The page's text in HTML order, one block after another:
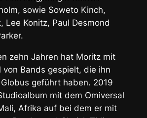
sowie Soweto Kinch,
Lee Konitz, Paul Desmond
zehn Jahren hat Moritz mit
von Bands gespielt, die ihn
geführt haben. 2019
mit dem Omiversal
Afrika auf bei dem er mit